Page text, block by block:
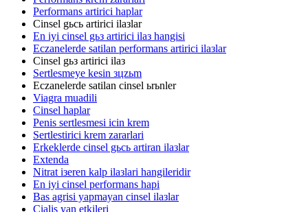
Performans artirici haplar
Cinsel gьcь artirici ilaзlar
En iyi cinsel gьз artirici ilaз hangisi
Eczanelerde satilan performans artirici ilaзlar
Cinsel gьз artirici ilaз
Sertlesmeye kesin зцzьm
Eczanelerde satilan cinsel ьrьnler
Viagra muadili
Cinsel haplar
Penis sertlesmesi icin krem
Sertlestirici krem zararlari
Erkeklerde cinsel gьcь artiran ilaзlar
Extenda
Nitrat iзeren kalp ilaзlari hangileridir
En iyi cinsel performans hapi
Bas agrisi yapmayan cinsel ilaзlar
Cialis yan etkileri